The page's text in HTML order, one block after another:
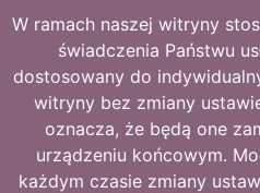
W ramach naszej witryny
świadczenia Państwu
dostosowany do
witryny bez zmiany
oznacza, że będą one
urządzeniu końcowym.
każdym czasie zmiany